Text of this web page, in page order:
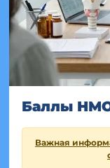
Баллы
Важная